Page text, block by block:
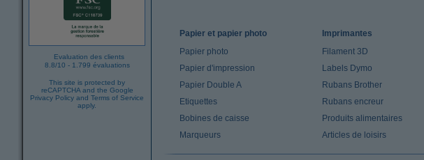
Evaluation des clients
8.8/10 - 1.799 évaluations
This site is protected by
reCAPTCHA and the Google
Privacy Policy and Terms of Service
apply.
Papier et papier photo
Papier photo
Papier d'impression
Papier Double A
Etiquettes
Bobines de caisse
Marqueurs
Imprimantes
Filament 3D
Labels Dymo
Rubans Brother
Rubans encreur
Produits alimentaires
Articles de loisirs